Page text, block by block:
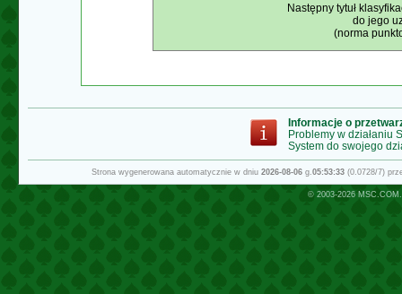
Następny tytuł
do jego
(norma
Informacje o
Problemy w działaniu
System do swojego
Strona wygenerowana automatycznie w dniu 2026-08-06g.05:53:33(0.0728/7)
© 2003-2026